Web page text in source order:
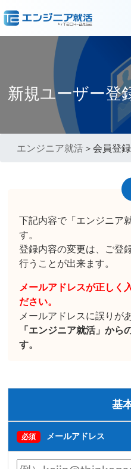
新規ユーザー登
エンジニア就活 ＞会員登録
下記内容で「エンジニア
す。
登録内容の変更は、ご登
行うことが出来ます。
メールアドレスが正しく
ださい。
メールアドレスに誤りが
「エンジニア就活」から
す。
基
必須 メールアドレス